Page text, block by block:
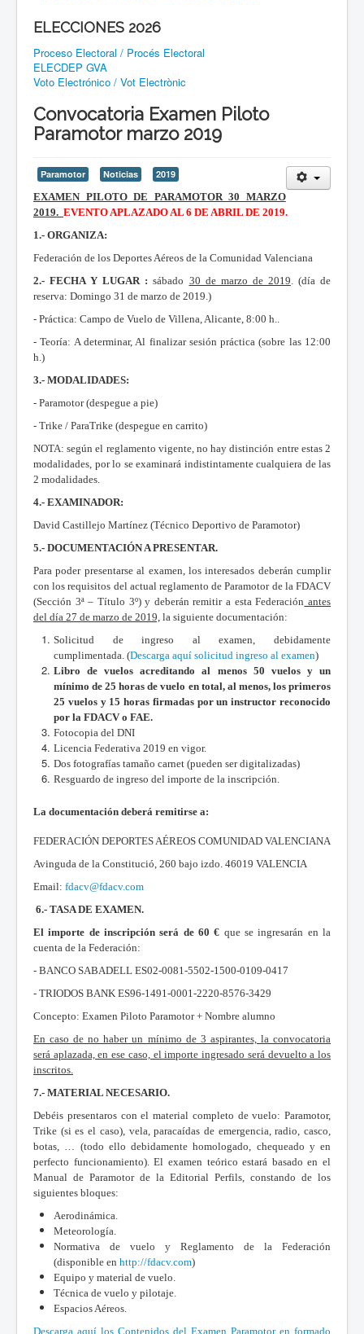
ELECCIONES 2026
Proceso Electoral / Procés Electoral
ELECDEP GVA
Voto Electrónico / Vot Electrònic
Convocatoria Examen Piloto
Paramotor marzo 2019
Paramotor Noticias
2019
EXAMEN PILOTO DE PARAMOTOR 30 MARZO
2019. EVENTO APLAZADO AL 6 DE ABRIL DE 2019.
1.- ORGANIZA:
Federación de los Deportes Aéreos de la Comunidad Valenciana
2.- FECHA Y LUGAR : sábado 30 de marzo de 2019 . (día de
reserva: Domingo 31 de marzo de 2019.)
- Práctica: Campo de Vuelo de Villena, Alicante, 8:00 h..
- Teoría: A determinar, Al finalizar sesión práctica (sobre las 12:00
h.)
3.- MODALIDADES:
- Paramotor (despegue a pie)
- Trike / ParaTrike (despegue en carrito)
NOTA: según el reglamento vigente, no hay distinción entre estas 2
modalidades, por lo se examinará indistintamente cualquiera de las
2 modalidades.
4.- EXAMINADOR:
David Castillejo Martínez (Técnico Deportivo de Paramotor)
5.- DOCUMENTACIÓN A PRESENTAR.
Para poder presentarse al examen, los interesados deberán cumplir
con los requisitos del actual reglamento de Paramotor de la FDACV
(Sección 3ª – Título 3º) y deberán remitir a esta Federación antes
del día 27 de marzo de 2019, la siguiente documentación:
Solicitud de ingreso al examen, debidamente
cumplimentada. (Descarga aquí solicitud ingreso al examen)
Libro de vuelos acreditando al menos 50 vuelos y un
mínimo de 25 horas de vuelo en total, al menos, los primeros
25 vuelos y 15 horas firmadas por un instructor reconocido
por la FDACV o FAE.
Fotocopia del DNI
Licencia Federativa 2019 en vigor.
Dos fotografías tamaño carnet (pueden ser digitalizadas)
Resguardo de ingreso del importe de la inscripción.
La documentación deberá remitirse a:
FEDERACIÓN DEPORTES AÉREOS COMUNIDAD VALENCIANA
Avinguda de la Constitució, 260 bajo izdo. 46019 VALENCIA
Email: fdacv@fdacv.com
6.- TASA DE EXAMEN.
El importe de inscripción será de 60 € que se ingresarán en la
cuenta de la Federación:
- BANCO SABADELL ES02-0081-5502-1500-0109-0417
- TRIODOS BANK ES96-1491-0001-2220-8576-3429
Concepto: Examen Piloto Paramotor + Nombre alumno
En caso de no haber un mínimo de 3 aspirantes, la convocatoria
será aplazada, en ese caso, el importe ingresado será devuelto a los
inscritos.
7.- MATERIAL NECESARIO.
Debéis presentaros con el material completo de vuelo: Paramotor,
Trike (si es el caso), vela, paracaídas de emergencia, radio, casco,
botas, … (todo ello debidamente homologado, chequeado y en
perfecto funcionamiento). El examen teórico estará basado en el
Manual de Paramotor de la Editorial Perfils, constando de los
siguientes bloques:
Aerodinámica.
Meteorología.
Normativa de vuelo y Reglamento de la Federación
(disponible en http://fdacv.com)
Equipo y material de vuelo.
Técnica de vuelo y pilotaje.
Espacios Aéreos.
Descarga aquí los Contenidos del Examen Paramotor en formado